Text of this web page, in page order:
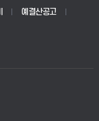
예결산공고